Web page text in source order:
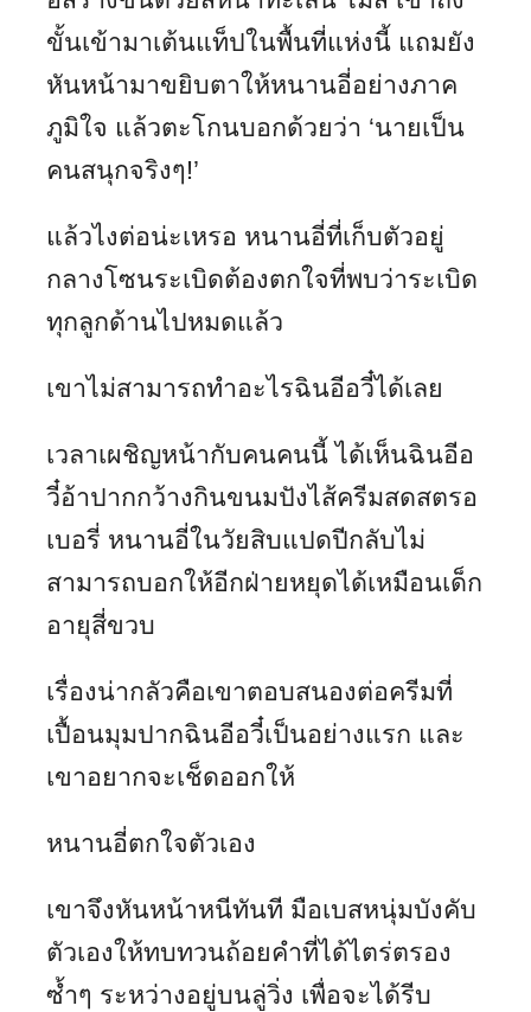
ขั้นเข้ามาเต้นแท็ปในพื้นที่แห่งนี้ แถมยัง
หันหน้ามาขยิบตาให้หนานอี่อย่างภาค
ภูมิใจ แล้วตะโกนบอกด้วยว่า ‘นายเป็น
คนสนุกจริงๆ!’
แล้วไงต่อน่ะเหรอ หนานอี่ที่เก็บตัวอยู่
กลางโซนระเบิดต้องตกใจที่พบว่าระเบิด
ทุกลูกด้านไปหมดแล้ว
เขาไม่สามารถทำอะไรฉินอีอวี๋ได้เลย
เวลาเผชิญหน้ากับคนคนนี้ ได้เห็นฉินอีอ
วี๋อ้าปากกว้างกินขนมปังไส้ครีมสดสตรอ
เบอรี่ หนานอี่ในวัยสิบแปดปีกลับไม่
สามารถบอกให้อีกฝ่ายหยุดได้เหมือนเด็ก
อายุสี่ขวบ
เรื่องน่ากลัวคือเขาตอบสนองต่อครีมที่
เปื้อนมุมปากฉินอีอวี๋เป็นอย่างแรก และ
เขาอยากจะเช็ดออกให้
หนานอี่ตกใจตัวเอง
เขาจึงหันหน้าหนีทันที มือเบสหนุ่มบังคับ
ตัวเองให้ทบทวนถ้อยคำที่ได้ไตร่ตรอง
ซ้ำๆ ระหว่างอยู่บนลู่วิ่ง เพื่อจะได้รีบ